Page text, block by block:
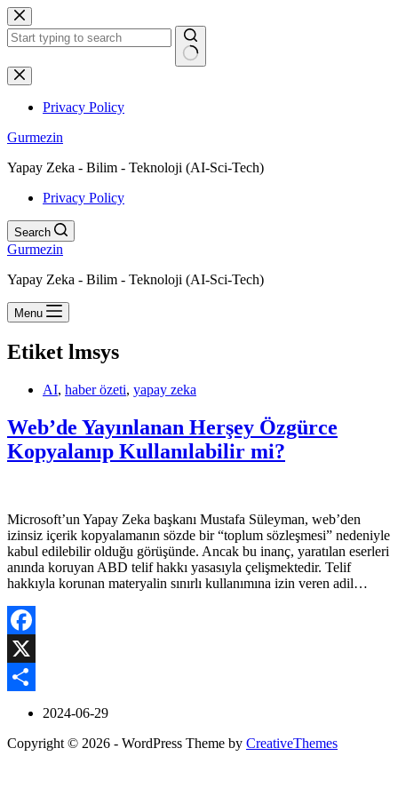
Skip
to
content
No
results
Privacy Policy
Gurmezin
Yapay Zeka - Bilim - Teknoloji (AI-Sci-Tech)
Privacy Policy
Search
Gurmezin
Yapay Zeka - Bilim - Teknoloji (AI-Sci-Tech)
Menu
Etiket lmsys
AI, haber özeti, yapay zeka
Web’de Yayınlanan Herşey Özgürce
Kopyalanıp Kullanılabilir mi?
Microsoft’un Yapay Zeka başkanı Mustafa Süleyman, web’den
izinsiz içerik kopyalamanın sözde bir “toplum sözleşmesi” nedeniyle
kabul edilebilir olduğu görüşünde. Ancak bu inanç, yaratılan eserleri
anında koruyan ABD telif hakkı yasasıyla çelişmektedir. Telif
hakkıyla korunan materyalin sınırlı kullanımına izin veren adil…
Facebook
X
2024-06-29
Copyright © 2026 - WordPress Theme by CreativeThemes